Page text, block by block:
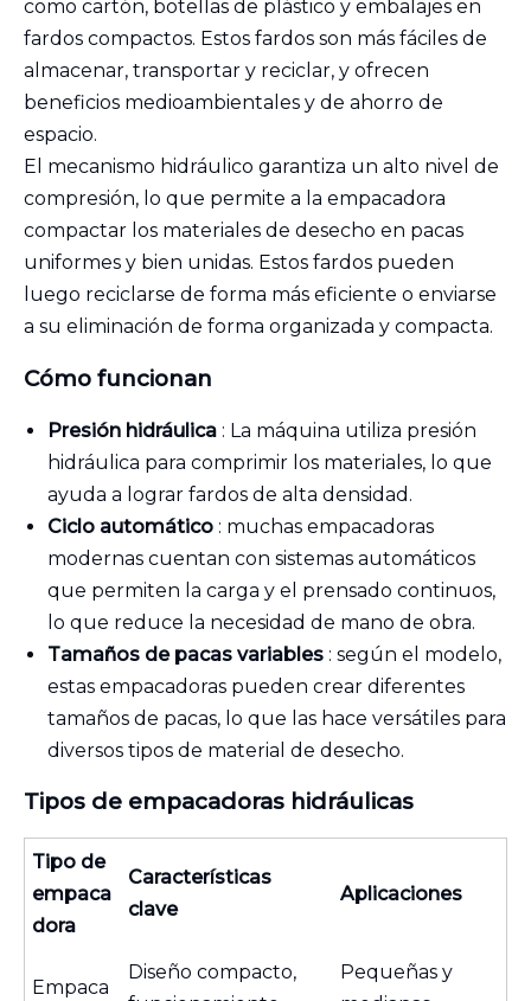
como cartón, botellas de plástico y embalajes en
fardos compactos. Estos fardos son más fáciles de
almacenar, transportar y reciclar, y ofrecen
beneficios medioambientales y de ahorro de
espacio.
El mecanismo hidráulico garantiza un alto nivel de
compresión, lo que permite a la empacadora
compactar los materiales de desecho en pacas
uniformes y bien unidas. Estos fardos pueden
luego reciclarse de forma más eficiente o enviarse
a su eliminación de forma organizada y compacta.
Cómo funcionan
Presión hidráulica : La máquina utiliza presión
hidráulica para comprimir los materiales, lo que
ayuda a lograr fardos de alta densidad.
Ciclo automático : muchas empacadoras
modernas cuentan con sistemas automáticos
que permiten la carga y el prensado continuos,
lo que reduce la necesidad de mano de obra.
Tamaños de pacas variables : según el modelo,
estas empacadoras pueden crear diferentes
tamaños de pacas, lo que las hace versátiles para
diversos tipos de material de desecho.
Tipos de empacadoras hidráulicas
Tipo de
empaca
dora
Características
clave
Aplicaciones
Empaca
Diseño compacto,
Pequeñas y